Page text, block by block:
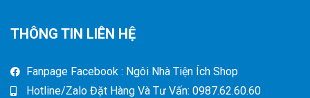
THÔNG TIN LIÊN HỆ
Fanpage Facebook : Ngôi Nhà Tiện Ích Shop
Hotline/Zalo Đặt Hàng Và Tư Vấn: 0987.62.60.60